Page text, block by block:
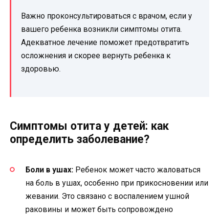
Важно проконсультироваться с врачом, если у
вашего ребенка возникли симптомы отита.
Адекватное лечение поможет предотвратить
осложнения и скорее вернуть ребенка к
здоровью.
Симптомы отита у детей: как
определить заболевание?
Боли в ушах: Ребенок может часто жаловаться
на боль в ушах, особенно при прикосновении или
жевании. Это связано с воспалением ушной
раковины и может быть сопровождено